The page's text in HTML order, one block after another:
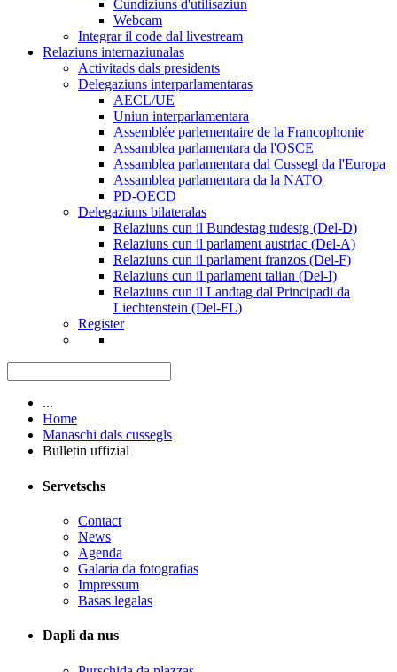
Cundiziuns d'utilisaziun
Webcam
Integrar il code dal livestream
Relaziuns internaziunalas
Activitads dals presidents
Delegaziuns interparlamentaras
AECL/UE
Uniun interparlamentara
Assemblée parlementaire de la Francophonie
Assamblea parlamentara da l'OSCE
Assamblea parlamentara dal Cussegl da l'Europa
Assamblea parlamentara da la NATO
PD-OECD
Delegaziuns bilateralas
Relaziuns cun il Bundestag tudestg (Del-D)
Relaziuns cun il parlament austriac (Del-A)
Relaziuns cun il parlament franzos (Del-F)
Relaziuns cun il parlament talian (Del-I)
Relaziuns cun il Landtag dal Principadi da
Liechtenstein (Del-FL)
Register
...
Home
Manaschi dals cussegls
Bulletin uffizial
Servetschs
Contact
News
Agenda
Galaria da fotografias
Impressum
Basas legalas
Dapli da nus